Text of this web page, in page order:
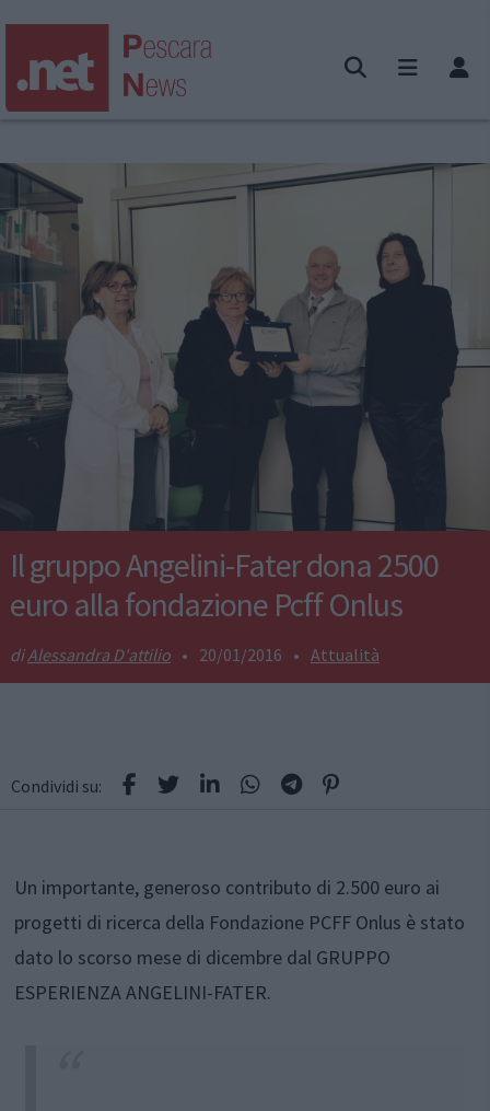
Il gruppo Angelini-Fater dona 2500
euro alla fondazione Pcff Onlus
Alessandra D'attilio • 20/01/2016 • Attualità
Condividi su:
Un importante, generoso contributo di 2.500 euro ai
progetti di ricerca della Fondazione PCFF Onlus è stato
dato lo scorso mese di dicembre dal GRUPPO
ESPERIENZA ANGELINI-FATER.